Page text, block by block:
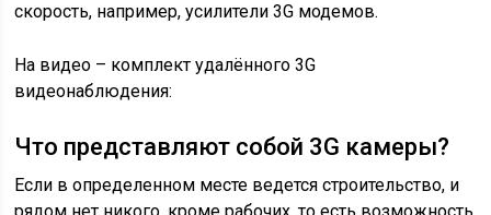
скорость, например, усилители 3G модемов.
На видео – комплект удалённого 3G
видеонаблюдения:
Что представляют собой 3G камеры?
Если в определенном месте ведется строительство, и